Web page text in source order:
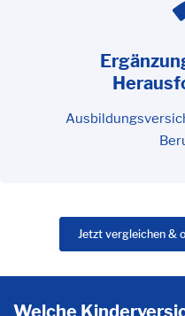
Jetzt vergleichen &
Welche